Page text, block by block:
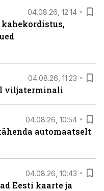
04.08.26, 12:14
04.08.26, 11:23
viljaterminali
04.08.26, 10:54
automaatselt
04.08.26, 10:43
Eesti kaarte ja